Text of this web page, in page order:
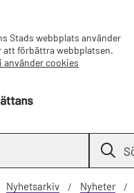
Stads webbplats använder
att förbättra webbplatsen.
använder cookies
Nyhetsarkiv
Nyheter